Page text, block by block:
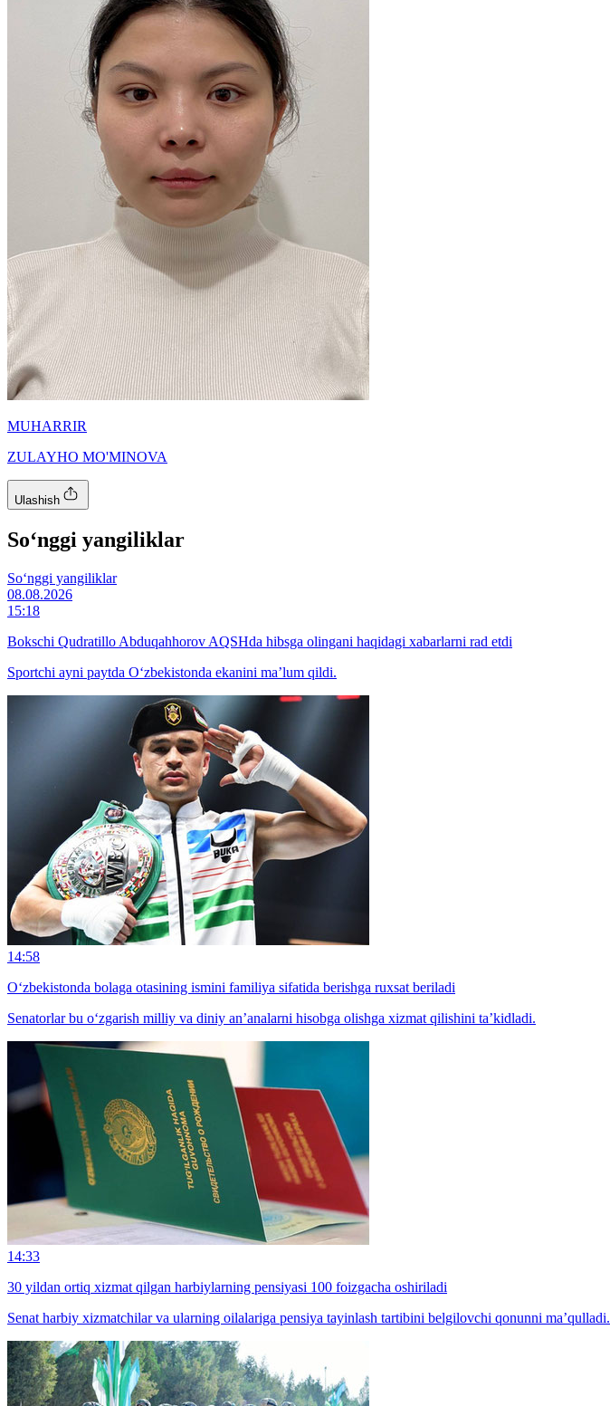
MUHARRIR
ZULAYHO MO'MINOVA
Ulashish
So‘nggi yangiliklar
So‘nggi yangiliklar
08.08.2026
15:18
Bokschi Qudratillo Abduqahhorov AQSHda hibsga olingani haqidagi xabarlarni rad etdi
Sportchi ayni paytda O‘zbekistonda ekanini ma’lum qildi.
14:58
O‘zbekistonda bolaga otasining ismini familiya sifatida berishga ruxsat beriladi
Senatorlar bu o‘zgarish milliy va diniy an’analarni hisobga olishga xizmat qilishini ta’kidladi.
14:33
30 yildan ortiq xizmat qilgan harbiylarning pensiyasi 100 foizgacha oshiriladi
Senat harbiy xizmatchilar va ularning oilalariga pensiya tayinlash tartibini belgilovchi qonunni ma’qulladi.